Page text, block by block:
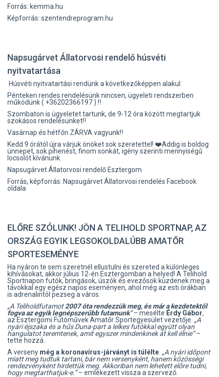
Forrás: kemma.hu
Képforrás: szentendreprogram.hu
Napsugárvet Állatorvosi rendelő húsvéti
nyitvatartása
Húsvéti nyitvatartási rendünk a következőképpen alakul:
Pénteken rendes rendelésünk nincsen, ügyeleti rendszerben
működünk ( +36202366197 ) ‼️
Szombaton is ügyeletet tartunk, de 9-12 óra között megtartjuk
szokásos rendelésünket‼️
Vasárnap és hétfőn ZÁRVA vagyunk‼️
Kedd 9 órától újra várjuk önöket sok szeretettel! ❤️Addig is boldog
ünnepet, sok pihenést, finom sonkát, igény szerinti mennyiségű
locsolót kívánunk.
Napsugárvet Állatorvosi rendelő Esztergom
Forrás, képforrás: Napsugárvet Állatorvosi rendelés Facebook
oldala
ELŐRE SZÓLUNK! JÖN A TELIHOLD SPORTNAP, AZ
ORSZÁG EGYIK LEGSOKOLDALÚBB AMATŐR
SPORTESEMÉNYE
Ha nyáron te sem szeretnél ellustulni és szereted a különleges
kihívásokat, akkor július 12-én Esztergomban a helyed! A Telihold
Sportnapon futók, bringások, úszók és evezősök küzdenek meg a
távokkal egy egész napos eseményen, ahol még az esti órákban
is adrenalintól pezseg a város.
„A Teliholdfutamot2007 óta rendezzük meg, és már a kezdetektől
fogva az egyik legnépszerűbb futamunk”– mesélte Érdy Gábor,
az Esztergomi Futóművek Amatőr Sportegyesület vezetője. „A
nyári éjszaka és a hűs Duna-part a lelkes futókkal együtt olyan
hangulatot teremtenek, amit egyszer mindenkinek át kell élnie”–
tette hozzá.
A verseny még a koronavírus-járványt is túlélte „A nyári időpont
miatt meg tudtuk tartani, bár nem versenyként, hanem közösségi
rendezvényként hirdettük meg. Akkoriban nem lehetett előre tudni,
hogy megtarthatjuk-e.”– emlékezett vissza a szervező.